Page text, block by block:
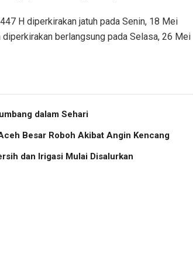
H diperkirakan jatuh pada Senin, 18 Mei
berlangsung pada Selasa, 26 Mei
dalam Sehari
Besar Roboh Akibat Angin Kencang
dan Irigasi Mulai Disalurkan